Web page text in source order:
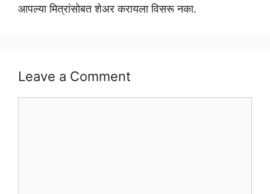
आपल्या मित्रांसोबत शेअर करायला विसरू नका.
Leave a Comment